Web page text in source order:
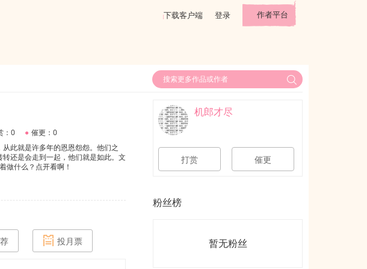
下载客户端 登录 作者平台
：0 ● 催更：0
此就是许多年的恩恩怨怨。他们之
还是会走到一起，他们就是如此。文
做什么？点开看啊！
投月票
机郎才尽
打赏 催更
粉丝榜
暂无粉丝